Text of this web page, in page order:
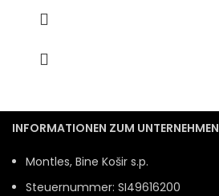
INFORMATIONEN ZUM UNTERNEHMEN
Montles, Bine Košir s.p.
Steuernummer: SI49616200